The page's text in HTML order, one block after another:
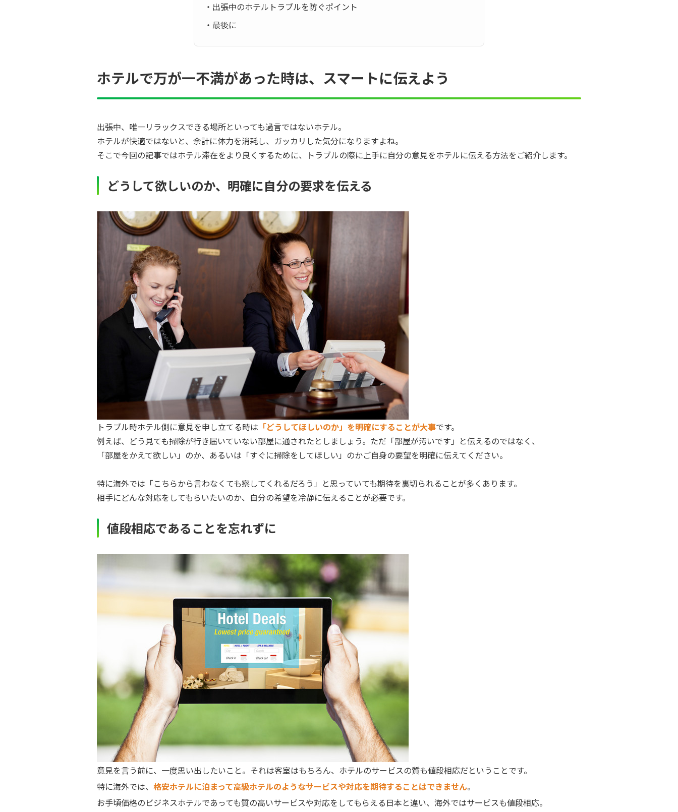
・出張中のホテルトラブルを防ぐポイント
・最後に
ホテルで万が一不満があった時は、スマートに伝えよう
出張中、唯一リラックスできる場所といっても過言ではないホテル。
ホテルが快適ではないと、余計に体力を消耗し、ガッカリした気分になりますよね。
そこで今回の記事ではホテル滞在をより良くするために、トラブルの際に上手に自分の意見をホテルに伝える方法をご紹介します。
どうして欲しいのか、明確に自分の要求を伝える
トラブル時ホテル側に意見を申し立てる時は 「どうしてほしいのか」を明確にすることが大事です。
例えば、どう見ても掃除が行き届いていない部屋に通されたとしましょう。ただ「部屋が汚いです」と伝えるのではなく、
「部屋をかえて欲しい」のか、あるいは「すぐに掃除をしてほしい」のかご自身の要望を明確に伝えてください。
特に海外では「こちらから言わなくても察してくれるだろう」と思っていても期待を裏切られることが多くあります。
相手にどんな対応をしてもらいたいのか、自分の希望を冷静に伝えることが必要です。
値段相応であることを忘れずに
意見を言う前に、一度思い出したいこと。それは客室はもちろん、ホテルのサービスの質も値段相応だということです。
特に海外では、 格安ホテルに泊まって高級ホテルのようなサービスや対応を期待することはできません。
お手頃価格のビジネスホテルであっても質の高いサービスや対応をしてもらえる日本と違い、海外ではサービスも値段相応。